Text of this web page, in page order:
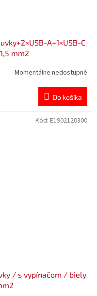
A+1×USB-C
mm2
Momentálne nedostupné
Do košíka
/ s vypínačom / biely
Kód: E1902120300